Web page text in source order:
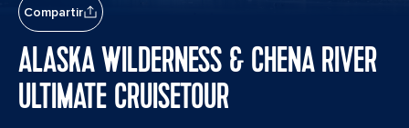
Compartir
ALASKA WILDERNESS & CHENA RIVER
ULTIMATE CRUISETOUR